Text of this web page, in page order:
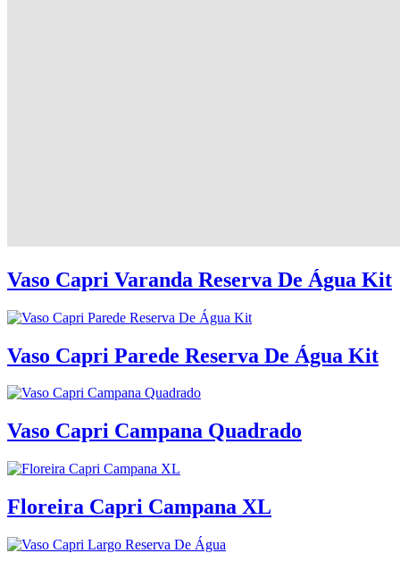
Vaso Capri Varanda Reserva De Água Kit
Vaso Capri Parede Reserva De Água Kit
Vaso Capri Campana Quadrado
Floreira Capri Campana XL